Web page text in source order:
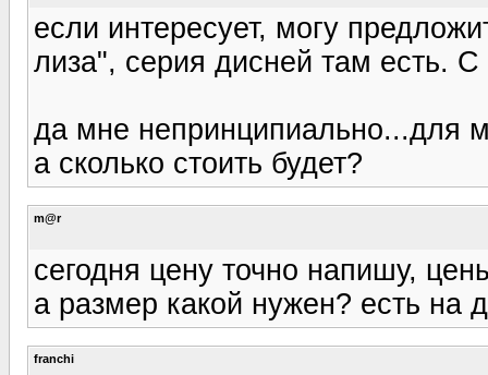
если интересует, могу
лиза", серия дисней там есть. С
да мне непринципиально...для
а сколько стоить будет?
m@r
сегодня цену точно напишу,
а размер какой нужен? есть на
franchi